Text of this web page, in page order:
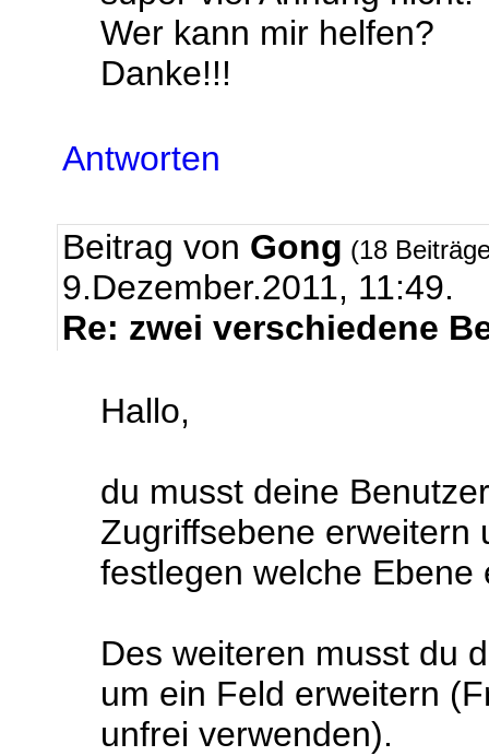
Wer kann mir helfen?
Danke!!!
Antworten
Beitrag von Gong (18
9.Dezember.2011, 11:49.
Re: zwei verschiedene
Hallo,
du musst deine
Zugriffsebene erweitern
festlegen welche Ebene
Des weiteren musst du
um ein Feld erweitern
unfrei verwenden).